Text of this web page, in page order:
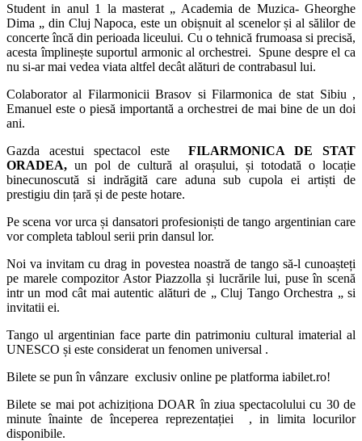
Student in anul 1 la masterat „ Academia de Muzica- Gheorghe
Dima „ din Cluj Napoca, este un obișnuit al scenelor și al sălilor de
concerte încă din perioada liceului. Cu o tehnică frumoasa si precisă,
acesta împlinește suportul armonic al orchestrei. Spune despre el ca
nu si-ar mai vedea viata altfel decât alături de contrabasul lui.
Colaborator al Filarmonicii Brasov si Filarmonica de stat Sibiu ,
Emanuel este o piesă importantă a orchestrei de mai bine de un doi
ani.
Gazda acestui spectacol esteFILARMONICA DE STAT
ORADEA, un pol de cultură al orașului, și totodată o locație
binecunoscută si indrăgită care aduna sub cupola ei artiști de
prestigiu din țară și de peste hotare.
Pe scena vor urca și dansatori profesioniști de tango argentinian care
vor completa tabloul serii prin dansul lor.
Noi va invitam cu drag in povestea noastră de tango să-l cunoașteți
pe marele compozitor Astor Piazzolla și lucrările lui, puse în scenă
intr un mod cât mai autentic alături de „ Cluj Tango Orchestra „ si
invitatii ei.
Tango ul argentinian face parte din patrimoniu cultural imaterial al
UNESCO și este considerat un fenomen universal .
Bilete se pun în vânzare exclusiv online pe platforma iabilet.ro!
Bilete se mai pot achiziționa DOAR în ziua spectacolului cu 30 de
minute înainte de începerea reprezentației , in limita locurilor
disponibile.